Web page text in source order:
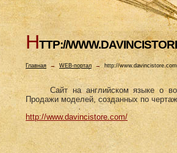
HTTP://
Главная→ WEB-портал → http://
Сайт на английском языке о
Продажи моделей, созданных по
http://www.davincistore.com/